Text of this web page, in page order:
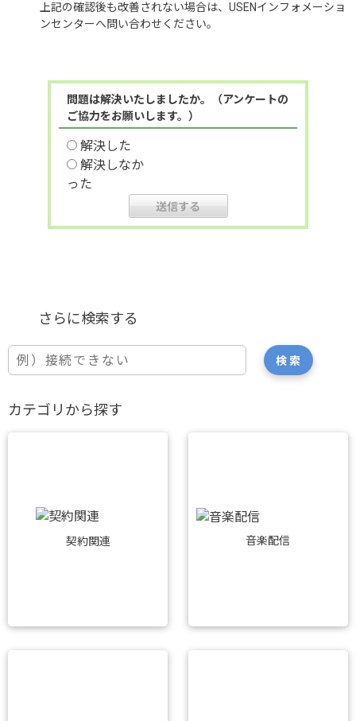
上記の確認後も改善されない場合は、USENインフォメーショ
ンセンターへ問い合わせください。
問題は解決いたしましたか。（アンケートの
ご協力をお願いします。）
解決した
解決しなか
った
カテゴリから探す
契約関連 音楽配信